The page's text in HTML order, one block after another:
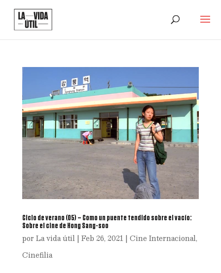
Ciclo de verano (05) – Como un puente tendido sobre el vacío:
Sobre el cine de Hong Sang-soo
por La vida útil| Feb 26, 2021| Cine Internacional,
Cinefilia